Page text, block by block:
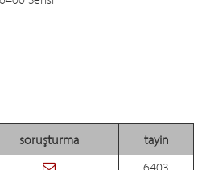
soruşturma
tayin
6403